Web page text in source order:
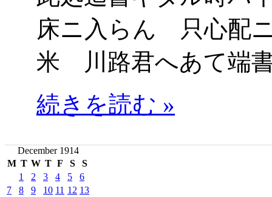
床ニ入らん 只心配
米 川路君へあて端
続きを読む »
December 1914
M T W T F S S
1 2 3 4 5
6
7
8 9 10 11 12 13